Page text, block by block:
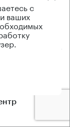
платы
с
ваших